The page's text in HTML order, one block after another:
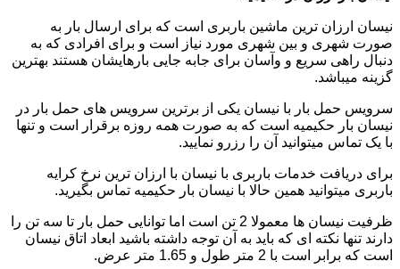
نیسان ارزان ترین ماشین باربری است که برای ارسال بار به
صورت شهری و بین شهری مورد نیاز است و برای افرادی که به
دنبال راهی سریع و وآسان برای جابه جایی بارهایشان هستند بهترین
گزینه میباشد.
سرویس حمل بار با نیسان یکی از برترین سرویس های حمل بار در
نیسان بار حکیمیه است که به صورت همه روزه برقرار است و تنها
با یک تماس میتوانید آن را رزرو نمایید.
برای دریافت خدمات باربری با نیسان با ارزان ترین نرخ کرایه
باربری میتوانید همین حالا با نیسان بار حکیمیه تماس بگیرید.
ظرفیت نیسان ها معمولا 2 تن است اما توانایی حمل بار تا سه تن را
دارند تنها نکته ای که باید به آن توجه داشته باشید ابعاد اتاق نیسان
است که برابر است با 2 متر طول و 1.65 متر عرض.